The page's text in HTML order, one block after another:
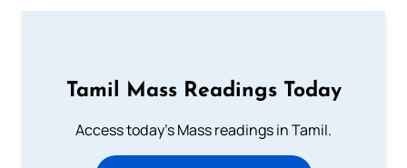
Tamil Mass Readings Today
Access today's Mass readings in Tamil.